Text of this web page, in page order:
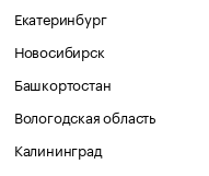
Екатеринбург
Новосибирск
Башкортостан
Вологодская область
Калининград